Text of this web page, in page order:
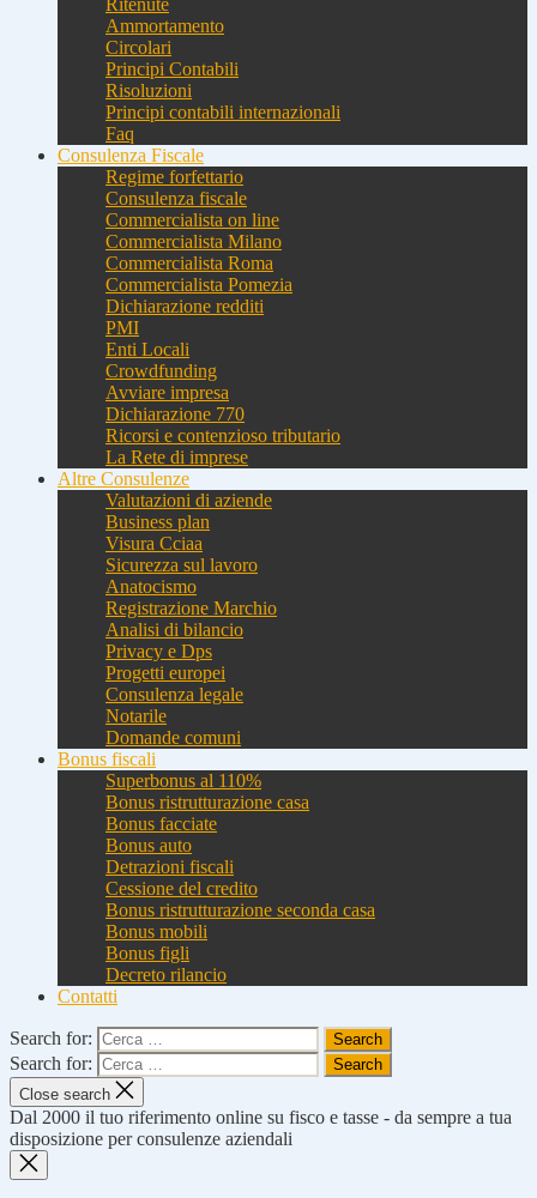
Ritenute
Ammortamento
Circolari
Principi Contabili
Risoluzioni
Principi contabili internazionali
Faq
Consulenza Fiscale
Regime forfettario
Consulenza fiscale
Commercialista on line
Commercialista Milano
Commercialista Roma
Commercialista Pomezia
Dichiarazione redditi
PMI
Enti Locali
Crowdfunding
Avviare impresa
Dichiarazione 770
Ricorsi e contenzioso tributario
La Rete di imprese
Altre Consulenze
Valutazioni di aziende
Business plan
Visura Cciaa
Sicurezza sul lavoro
Anatocismo
Registrazione Marchio
Analisi di bilancio
Privacy e Dps
Progetti europei
Consulenza legale
Notarile
Domande comuni
Bonus fiscali
Superbonus al 110%
Bonus ristrutturazione casa
Bonus facciate
Bonus auto
Detrazioni fiscali
Cessione del credito
Bonus ristrutturazione seconda casa
Bonus mobili
Bonus figli
Decreto rilancio
Contatti
Search for:
Search for:
Close search
Dal 2000 il tuo riferimento online su fisco e tasse - da sempre a tua
disposizione per consulenze aziendali